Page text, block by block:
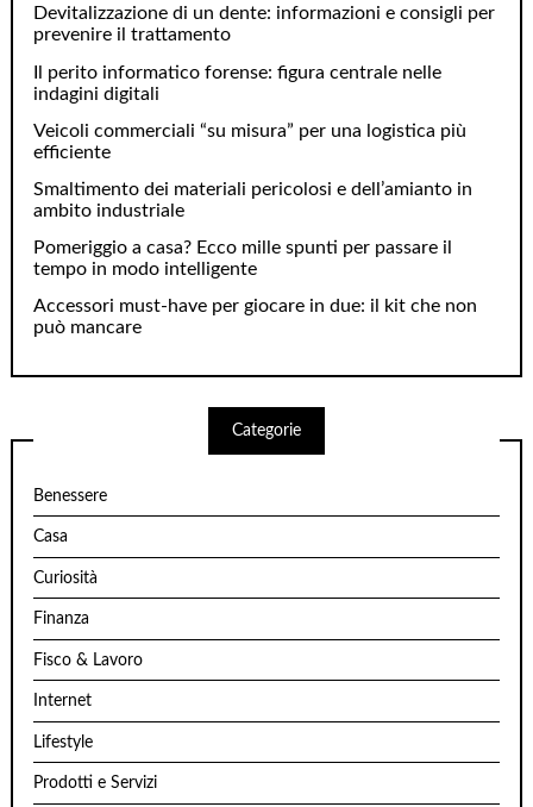
Devitalizzazione di un dente: informazioni e consigli per
prevenire il trattamento
Il perito informatico forense: figura centrale nelle
indagini digitali
Veicoli commerciali “su misura” per una logistica più
efficiente
Smaltimento dei materiali pericolosi e dell’amianto in
ambito industriale
Pomeriggio a casa? Ecco mille spunti per passare il
tempo in modo intelligente
Accessori must-have per giocare in due: il kit che non
può mancare
Categorie
Benessere
Casa
Curiosità
Finanza
Fisco & Lavoro
Internet
Lifestyle
Prodotti e Servizi